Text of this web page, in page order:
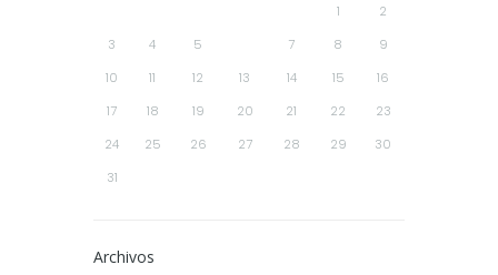
1
2
3
4 5 7 8
9
10
11 12 13 14 15
16
17
18 19 20 21 22
23
24
25 26 27 28 29
30
31
Archivos